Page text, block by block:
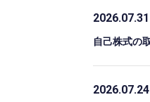
2026.07.31
自己株式の
2026.07.24